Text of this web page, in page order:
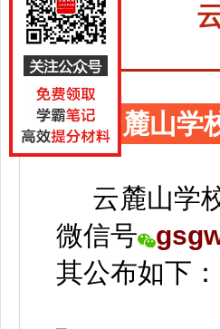
云麓山学
云麓山学
微信号
其公布如下：